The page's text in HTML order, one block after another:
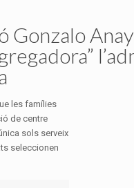
Gonzalo
les famílies
de centre
sols serveix
seleccionen